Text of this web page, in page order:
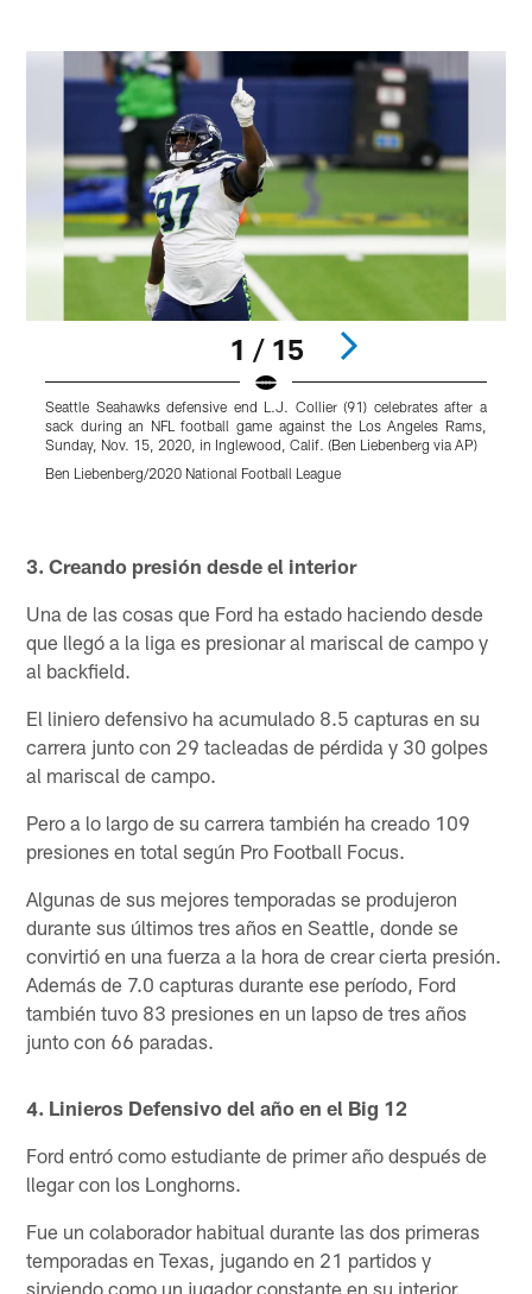
1 / 15
Seattle Seahawks defensive end L.J. Collier (91) celebrates after a
sack during an NFL football game against the Los Angeles Rams,
Sunday, Nov. 15, 2020, in Inglewood, Calif. (Ben Liebenberg via AP)
Ben Liebenberg/2020 National Football League
3. Creando presión desde el interior
Una de las cosas que Ford ha estado haciendo desde
que llegó a la liga es presionar al mariscal de campo y
al backfield.
El liniero defensivo ha acumulado 8.5 capturas en su
carrera junto con 29 tacleadas de pérdida y 30 golpes
al mariscal de campo.
Pero a lo largo de su carrera también ha creado 109
presiones en total según Pro Football Focus.
Algunas de sus mejores temporadas se produjeron
durante sus últimos tres años en Seattle, donde se
convirtió en una fuerza a la hora de crear cierta presión.
Además de 7.0 capturas durante ese período, Ford
también tuvo 83 presiones en un lapso de tres años
junto con 66 paradas.
4. Linieros Defensivo del año en el Big 12
Ford entró como estudiante de primer año después de
llegar con los Longhorns.
Fue un colaborador habitual durante las dos primeras
temporadas en Texas, jugando en 21 partidos y
sirviendo como un jugador constante en su interior.